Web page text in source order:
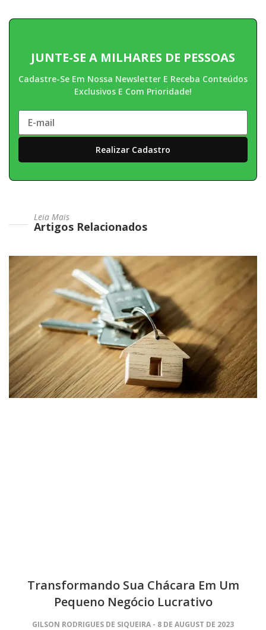
JUNTE-SE A MILHARES DE PESSOAS
Cadastre-Se Em Nossa Newsletter E Receba Conteúdos
Exclusivos E Com Prioridade!
Leia Mais
Artigos Relacionados
Transformando Sua Chácara Em Um
Pequeno Negócio Lucrativo
GILSON RODRIGUES DE SIQUEIRA 8 DE AUGUST DE 2023